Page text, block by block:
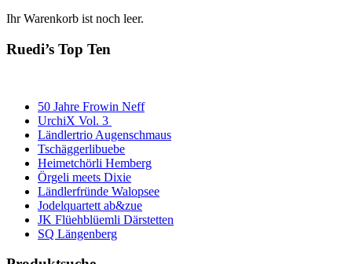
Ihr Warenkorb ist noch leer.
Ruedi’s Top Ten
50 Jahre Frowin Neff
UrchiX Vol. 3
Ländlertrio Augenschmaus
Tschäggerlibuebe
Heimetchörli Hemberg
Örgeli meets Dixie
Ländlerfründe Walopsee
Jodelquartett ab&zue
JK Flüehblüemli Därstetten
SQ Längenberg